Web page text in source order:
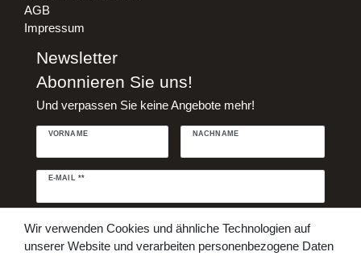
AGB
Impressum
Newsletter
Abonnieren Sie uns!
Und verpassen Sie keine Angebote mehr!
VORNAME NACHNAME
E-MAIL **
Newsletter
Hiermit bestätige ich, dass ich dieDaten­schutz­erklärung
Wir verwenden Cookies und ähnliche Technologien auf
unserer Website und verarbeiten personenbezogene Daten